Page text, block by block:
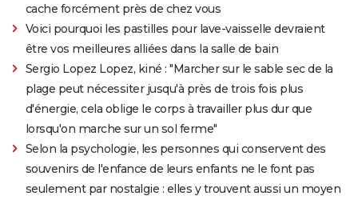
cache forcément près de chez vous
Voici pourquoi les pastilles pour lave-vaisselle devraient
être vos meilleures alliées dans la salle de bain
Sergio Lopez Lopez, kiné : "Marcher sur le sable sec de la
plage peut nécessiter jusqu'à près de trois fois plus
d'énergie, cela oblige le corps à travailler plus dur que
lorsqu'on marche sur un sol ferme"
Selon la psychologie, les personnes qui conservent des
souvenirs de l'enfance de leurs enfants ne le font pas
seulement par nostalgie : elles y trouvent aussi un moyen